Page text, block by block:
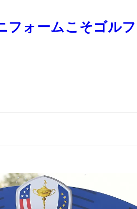
フォームこそゴル